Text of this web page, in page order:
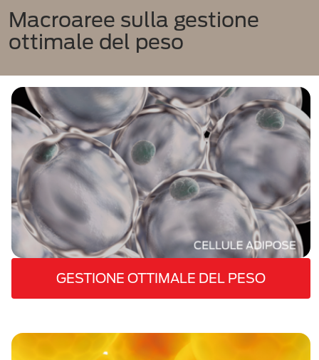
Macroaree sulla gestione
ottimale del peso
GESTIONE OTTIMALE DEL PESO